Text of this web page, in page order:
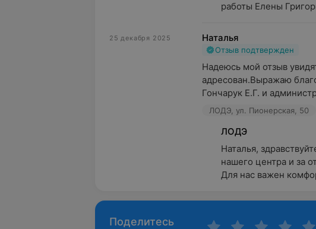
работы Елены
25 декабря 2025 Наталья
Отзыв подтвержден
Надеюсь мой отзыв
адресован.Выражаю
Гончарук Е.Г. и
ЛОДЭ, ул. Пионерская, 50
ЛОДЭ
Наталья,
нашего центра и за
Для нас важен
Поделитесь